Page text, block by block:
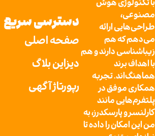
ارائه
که هم
دارند و هم
برند
تجربه
موفق در
مانند
پارسکدرز، به
را داده تا
دسترسی سریع
صفحه اصلی
دیزاین بلاگ
رپورتاژ آگهی